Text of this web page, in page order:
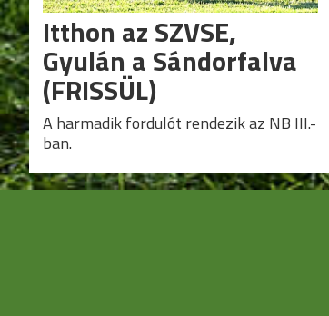
Itthon az SZVSE,
Gyulán a Sándorfalva
(FRISSÜL)
A harmadik fordulót rendezik az NB III.-
ban.